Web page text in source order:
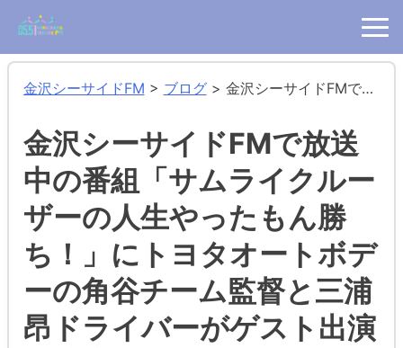
金沢シーサイドFM > ブログ> 金沢シーサイドFMで放送中の番組「サムライクルーザーの人生やったもん勝ち！」にトヨタオートボデーの角谷チーム監督と三浦昂ドライバーがゲスト出演します！
金沢シーサイドFMで放送
中の番組「サムライクルー
ザーの人生やったもん勝
ち！」にトヨタオートボデ
ーの角谷チーム監督と三浦
昂ドライバーがゲスト出演